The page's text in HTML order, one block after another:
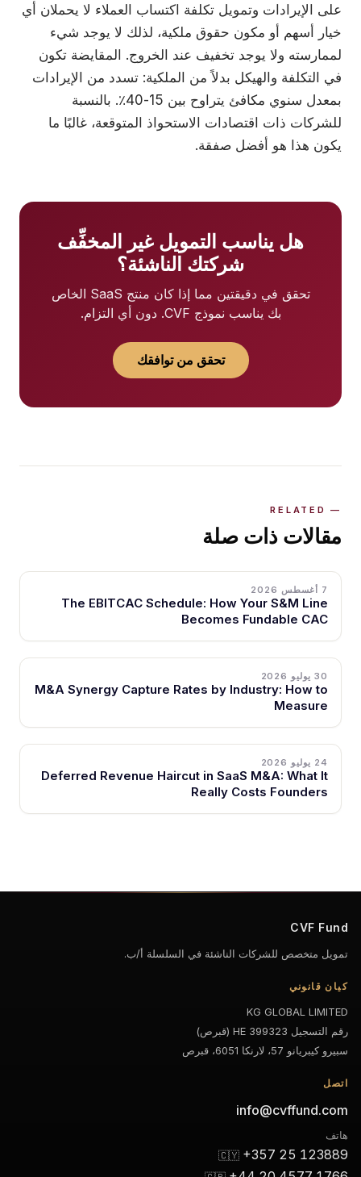
على الإيرادات وتمويل تكلفة اكتساب العملاء لا يحملان أي
خيار أسهم أو مكون حقوق ملكية، لذلك لا يوجد شيء
لممارسته ولا يوجد تخفيف عند الخروج. المقايضة تكون
في التكلفة والهيكل بدلاً من الملكية: تسدد من الإيرادات
بمعدل سنوي مكافئ يتراوح بين 15-40٪. بالنسبة
للشركات ذات اقتصادات الاستحواذ المتوقعة، غالبًا ما
يكون هذا هو أفضل صفقة.
هل يناسب التمويل غير المخفِّف
شركتك الناشئة؟
تحقق في دقيقتين مما إذا كان منتج SaaS الخاص
بك يناسب نموذج CVF. دون أي التزام.
تحقق من توافقك
مقالات ذات صلة
7 أغسطس 2026
The EBITCAC Schedule: How Your S&M Line
Becomes Fundable CAC
30 يوليو 2026
M&A Synergy Capture Rates by Industry: How to
Measure
24 يوليو 2026
Deferred Revenue Haircut in SaaS M&A: What It
Really Costs Founders
CVF Fund
تمويل متخصص للشركات الناشئة في السلسلة أ/ب.
كيان قانوني
KG GLOBAL LIMITED
رقم التسجيل HE 399323 (قبرص)
سبيرو كيبريانو 57، لارنكا 6051، قبرص
اتصل
info@cvffund.com
هاتف
🇨🇾 +357 25 123889